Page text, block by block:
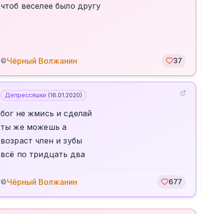
чтоб веселее было другу
©Чёрный Волжанин 37
Депрессяшки (16.01.2020)
бог не жмись и сделай
ты же можешь а
возраст член и зубы
всё по тридцать два
©Чёрный Волжанин 677